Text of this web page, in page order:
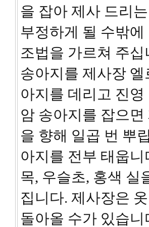
을 잡아 제사 드리
부정하게 될 수밖
조법을 가르쳐 주
송아지를 제사장
아지를 데리고 진
암 송아지를 잡으
을 향해 일곱 번 뿌
아지를 전부 태웁
목, 우슬초, 홍색 실
집니다. 제사장은
돌아올 수가 있습